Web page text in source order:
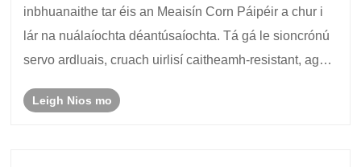
inbhuanaithe tar éis an Meaisín Corn Páipéir a chur i
lár na nuálaíochta déantúsaíochta. Tá gá le sioncrónú
servo ardluais, cruach uirlisí caitheamh-resistant, agus
ina chupáin indiúscartha atá déan......
Leigh Nios mo